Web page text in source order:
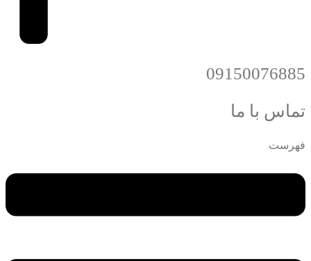
09150076885
تماس با ما
فهرست